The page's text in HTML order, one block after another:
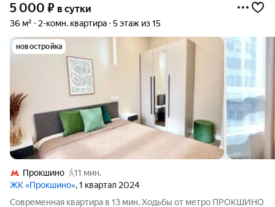
5 000 ₽ в сутки
36 м² 2-комн. квартира 5 этаж из 15
новостройка
Прокшино
11 мин.
ЖК «Прокшино», 1 квартал 2024
Современная квартира в 13 мин. Ходьбы от метро ПРОКШИНО